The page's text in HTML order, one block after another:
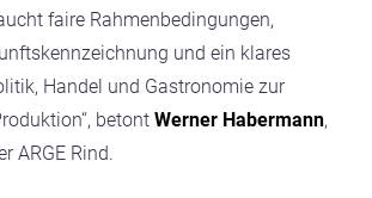
faire Rahmenbedingungen,
und ein klares
Handel und Gastronomie zur
betont Werner Habermann,
ARGE Rind.